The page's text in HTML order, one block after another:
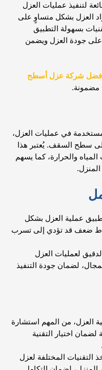
لتنفيذ عمليات العزل
العزل بشكل متساوٍ على
بسهولة التطبيق
على جودة العزل ويضمن
أفضل شركة عزل أسطح
مضمونة.
في عمليات العزل،
سطح السقف. يُعتبر هذا
والحرارة، كما يسهم
عملية العزل بشكل
ضعف قد تؤدي إلى تسرب
لعمليات العزل
لضمان جودة التنفيذ
العزل، من المهم استشارة
اختيار التقنية
التقنيات المختلفة لعزل